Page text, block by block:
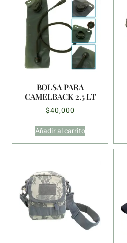
BOLSA PARA
CAMELBACK 2.5 LT
$40,000
Añadir al carrito